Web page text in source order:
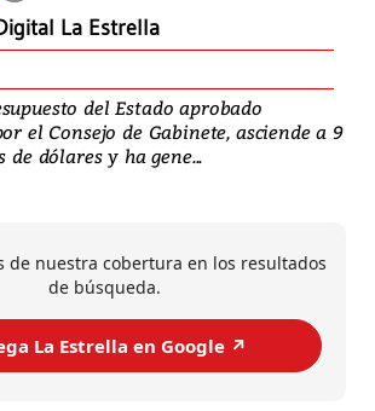
La Estrella
del Estado aprobado
el Consejo de Gabinete, asciende a 9
dólares y ha gene...
de nuestra cobertura en los resultados
de búsqueda.
La Estrella en Google ↗️